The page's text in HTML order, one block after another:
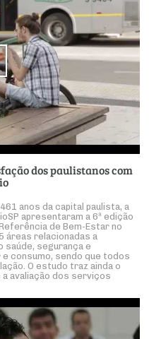
dos paulistanos com
anos da capital paulista, a
apresentaram a 6ª edição
de Bem-Estar no
áreas relacionadas a
saúde, segurança e
consumo, sendo que todos
O estudo traz ainda o
avaliação dos serviços